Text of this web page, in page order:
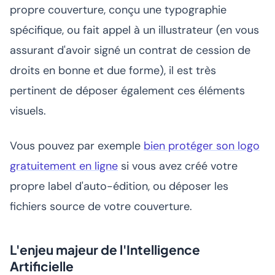
propre couverture, conçu une typographie
spécifique, ou fait appel à un illustrateur (en vous
assurant d'avoir signé un contrat de cession de
droits en bonne et due forme), il est très
pertinent de déposer également ces éléments
visuels.
Vous pouvez par exemple bien protéger son logo
gratuitement en ligne si vous avez créé votre
propre label d'auto-édition, ou déposer les
fichiers source de votre couverture.
L'enjeu majeur de l'Intelligence
Artificielle